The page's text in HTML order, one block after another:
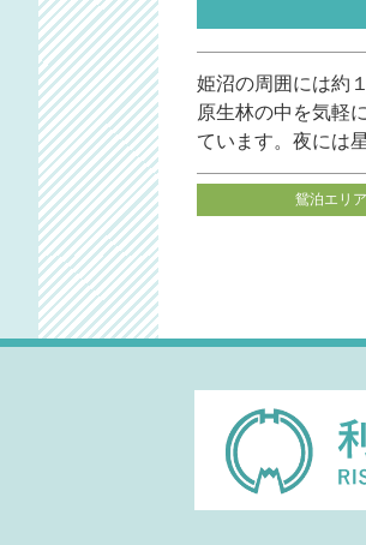
姫沼の周囲には約
原生林の中を気軽
ています。夜には
鴛泊エリア